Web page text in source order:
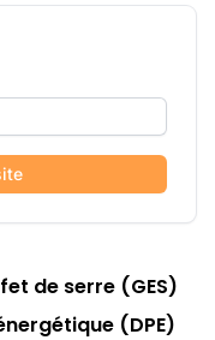
de serre (GES)
(DPE)